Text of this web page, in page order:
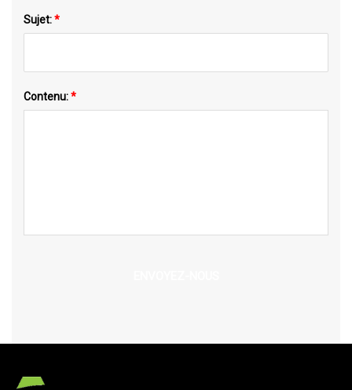
Sujet:*
Contenu:*